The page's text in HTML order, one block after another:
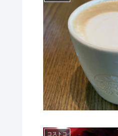
コストコ